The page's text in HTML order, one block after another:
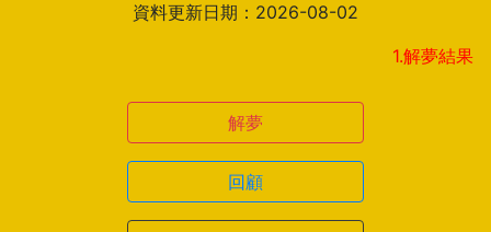
資料更新日期：2026-08-02
1.解夢結果頁新增見
解夢
回顧